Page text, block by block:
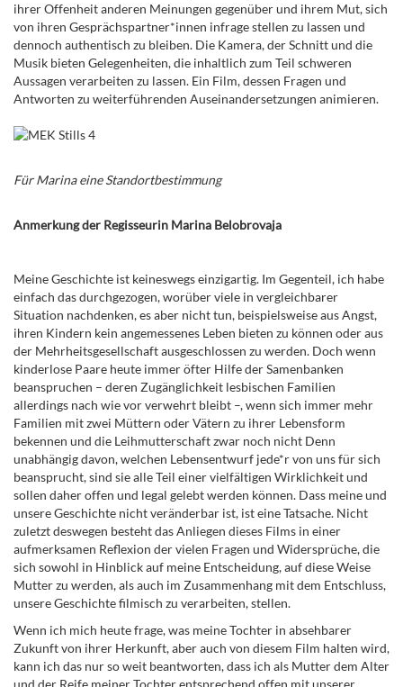
ihrer Offenheit anderen Meinungen gegenüber und ihrem Mut, sich
von ihren Gesprächspartner*innen infrage stellen zu lassen und
dennoch authentisch zu bleiben. Die Kamera, der Schnitt und die
Musik bieten Gelegenheiten, die inhaltlich zum Teil schweren
Aussagen verarbeiten zu lassen. Ein Film, dessen Fragen und
Antworten zu weiterführenden Auseinandersetzungen animieren.
Für Marina eine Standortbestimmung
Anmerkung der Regisseurin Marina Belobrovaja
Meine Geschichte ist keineswegs einzigartig. Im Gegenteil, ich habe
einfach das durchgezogen, worüber viele in vergleichbarer
Situation nachdenken, es aber nicht tun, beispielsweise aus Angst,
ihren Kindern kein angemessenes Leben bieten zu können oder aus
der Mehrheitsgesellschaft ausgeschlossen zu werden. Doch wenn
kinderlose Paare heute immer öfter Hilfe der Samenbanken
beanspruchen – deren Zugänglichkeit lesbischen Familien
allerdings nach wie vor verwehrt bleibt –, wenn sich immer mehr
Familien mit zwei Müttern oder Vätern zu ihrer Lebensform
bekennen und die Leihmutterschaft zwar noch nicht Denn
unabhängig davon, welchen Lebensentwurf jede*r von uns für sich
beansprucht, sind sie alle Teil einer vielfältigen Wirklichkeit und
sollen daher offen und legal gelebt werden können. Dass meine und
unsere Geschichte nicht veränderbar ist, ist eine Tatsache. Nicht
zuletzt deswegen besteht das Anliegen dieses Films in einer
aufmerksamen Reflexion der vielen Fragen und Widersprüche, die
sich sowohl in Hinblick auf meine Entscheidung, auf diese Weise
Mutter zu werden, als auch im Zusammenhang mit dem Entschluss,
unsere Geschichte filmisch zu verarbeiten, stellen.
Wenn ich mich heute frage, was meine Tochter in absehbarer
Zukunft von ihrer Herkunft, aber auch von diesem Film halten wird,
kann ich das nur so weit beantworten, dass ich als Mutter dem Alter